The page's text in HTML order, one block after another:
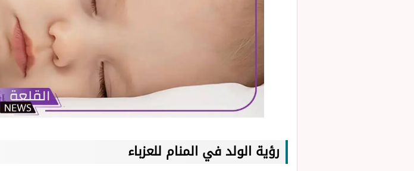
رؤية الولد في المنام للعزباء